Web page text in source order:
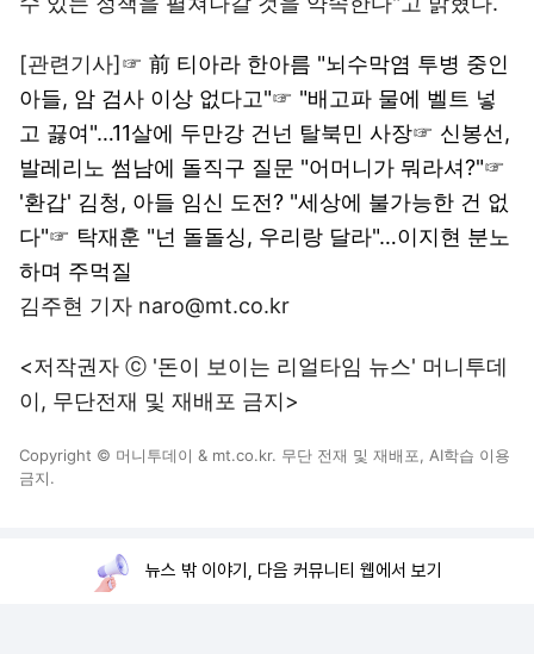
[관련기사]☞ 前 티아라 한아름 "뇌수막염 투병 중인
아들, 암 검사 이상 없다고"☞ "배고파 물에 벨트 넣
고 끓여"…11살에 두만강 건넌 탈북민 사장☞ 신봉선,
발레리노 썸남에 돌직구 질문 "어머니가 뭐라셔?"☞
'환갑' 김청, 아들 임신 도전? "세상에 불가능한 건 없
다"☞ 탁재훈 "넌 돌돌싱, 우리랑 달라"…이지현 분노
하며 주먹질
김주현 기자 naro@mt.co.kr
<저작권자 ⓒ '돈이 보이는 리얼타임 뉴스' 머니투데
이, 무단전재 및 재배포 금지>
Copyright © 머니투데이 & mt.co.kr. 무단 전재 및 재배포, AI학습 이용
금지.
뉴스 밖 이야기, 다음 커뮤니티 웹에서 보기